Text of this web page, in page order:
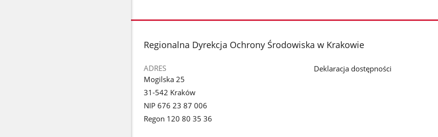
stopka
Regionalna Dyrekcja Ochrony Środowiska w Krakowie
ADRES
Mogilska 25
31-542 Kraków
NIP 676 23 87 006
Regon 120 80 35 36
Deklaracja dostępności